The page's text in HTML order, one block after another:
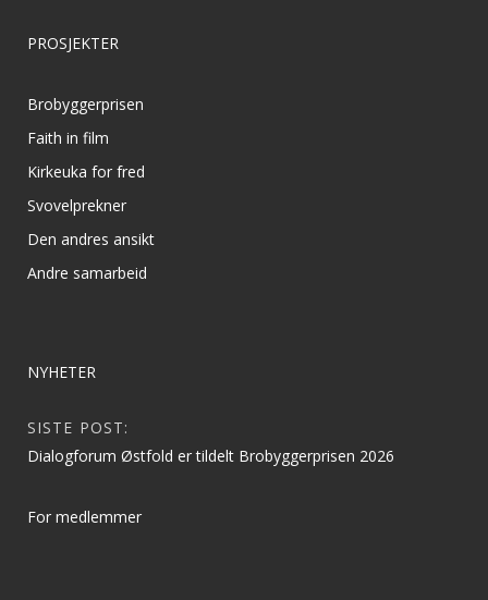
PROSJEKTER
Brobyggerprisen
Faith in film
Kirkeuka for fred
Svovelprekner
Den andres ansikt
Andre samarbeid
NYHETER
SISTE POST:
Dialogforum Østfold er tildelt Brobyggerprisen 2026
For medlemmer